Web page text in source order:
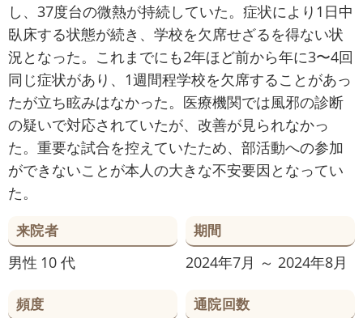
し、37度台の微熱が持続していた。症状により1日中
臥床する状態が続き、学校を欠席せざるを得ない状
況となった。これまでにも2年ほど前から年に3〜4回
同じ症状があり、1週間程学校を欠席することがあっ
たが立ち眩みはなかった。医療機関では風邪の診断
の疑いで対応されていたが、改善が見られなかっ
た。重要な試合を控えていたため、部活動への参加
ができないことが本人の大きな不安要因となってい
た。
来院者
男性 10 代
期間
2024年7月 ～ 2024年8月
頻度 通院回数